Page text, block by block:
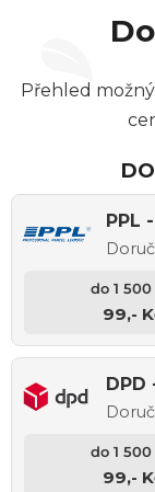
Přehled
PPL
99,-
DPD
99,-